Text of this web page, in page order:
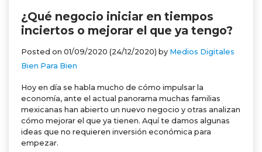
¿Qué negocio iniciar en tiempos
inciertos o mejorar el que ya tengo?
Posted on 01/09/2020 (24/12/2020) by Medios Digitales
Bien Para Bien
Hoy en día se habla mucho de cómo impulsar la
economía, ante el actual panorama muchas familias
mexicanas han abierto un nuevo negocio y otras analizan
cómo mejorar el que ya tienen. Aquí te damos algunas
ideas que no requieren inversión económica para
empezar.